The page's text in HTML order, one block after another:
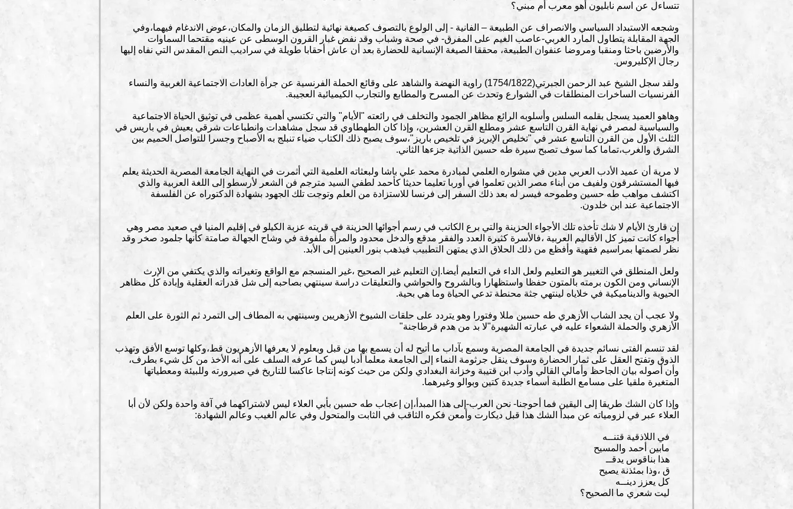
تتساءل عن اسم نابليون أهو معرب أم مبني؟
وشجعه الاستبداد السياسي والانصراف عن الطبيعة – الفانية - إلى الولوع بالتصوف كصيغة نهائية لتطليق الزمان والمكان،عوض الاندغام فيهما،وفي
الجهة المقابلة يتطاول المارد الغربي-عاصب الغيم على المفرق- في صحة وشباب وقد نفض غبار القرون الوسطى عن عينيه مقتحما السماوات
والأرضين باحثا ومنقبا ومروضا عنفوان الطبيعة، محققا الصيغة الإنسانية للحضارة بعد أن عاش أحقابا طويلة في سراديب النص المقدس التي نفاه إليها
رجال الإكليروس.
ولقد سجل الشيخ عبد الرحمن الجبرتي(1754/1822) راوية النهضة والشاهد على وقائع الحملة الفرنسية عن جرأة العادات الاجتماعية الغربية والنساء
الفرنسيات الساخرات المنطلقات في الشوارع وتحدث عن المسرح والمطابع والتجارب الكيميائية العجيبة.
وهاهو العميد يسجل بقلمه السلس وأسلوبه الرائع مظاهر الجمود والتخلف في رائعته "الأيام" والتي تكتسي أهمية عظمى في توثيق الحياة الاجتماعية
والسياسية لمصر في نهاية القرن التاسع عشر ومطلع القرن العشرين، وإذا كان الطهطاوي قد سجل مشاهدات وانطباعات شرقي يعيش في باريس في
الثلث الأول من القرن التاسع عشر في "تخليص الإبريز في تلخيص باريز"،سوف يصبح ذلك الكتاب ضياء تنبلج به الأصباح وجسرا للتواصل الحميم بين
الشرق والغرب،تماما كما سوف تصبح سيرة طه حسين الذاتية جزءها الثاني.
لا مرية أن عميد الأدب العربي مدين في مشواره العلمي لمبادرة محمد علي باشا ولبعثاته العلمية التي أثمرت في النهاية الجامعة المصرية الحديثة يعلم
فيها المستشرقون ولفيف من أبناء مصر الذين تعلموا في أوربا تعليما حديثا كأحمد لطفي السيد مترجم فن الشعر لأرسطو إلى اللغة العربية والذي
اكتشف مواهب طه حسين وطموحه فيسر له بعد ذلك السفر إلى فرنسا للاستزادة من العلم وتوجت تلك الجهود بشهادة الدكتوراه عن الفلسفة
الاجتماعية عند ابن خلدون.
إن قارئ الأيام لا شك تأخذه تلك الأجواء الحزينة والتي برع الكاتب في رسم أجوائها الحزينة في قريته عزبة الكيلو في إقليم المنيا في صعيد مصر وهي
أجواء كانت تميز كل الأقاليم العربية ،فالأسرة كثيرة العدد والفقر مدقع والدخل محدود والمرأة ملفوفة في وشاح الجهالة صامتة كأنها جلمود صخر وقد
نظر لصمتها بمراسيم فقهية وأفظع من ذلك الحلاق الذي يمتهن التطبيب فيذهب بنور العينين إلى الأبد.
ولعل المنطلق في التغيير هو التعليم ولعل الداء في التعليم أيضا.إن التعليم غير الصحيح ،غير المنسجم مع الواقع وتغيراته والذي يكتفي من الإرث
الإنساني ومن الكون برمته بالمتون حفظا واستظهارا وبالشروح والحواشي والتعليقات دراسة سينتهي بصاحبه إلى شل قدراته العقلية وإبادة كل مظاهر
الحيوية والديناميكية في خلاياه لينتهي جثة محنطة تدعي الحياة وما هي بحية.
ولا عجب أن يجد الشاب الأزهري طه حسين مللا وفتورا وهو يتردد على حلقات الشيوخ الأزهريين وسينتهي به المطاف إلى التمرد ثم الثورة على العلم
الأزهري والحملة الشعواء عليه في عبارته الشهيرة"لا بد من هدم قرطاجنة"
لقد تنسم الفتى نسائم جديدة في الجامعة المصرية وسمع بآداب ما أتيح له أن يسمع بها من قبل وبعلوم لا يعرفها الأزهريون قط،وكلها توسع الأفق وتهذب
الذوق وتفتح العقل على ثمار الحضارة وسوف ينقل جرثومة النماء إلى الجامعة معلما أدبا ليس كما عرفه السلف على أنه الأخذ من كل شيء بطرف،
وأن أصوله بيان الجاحظ وأمالي القالي وأدب ابن قتيبة وخزانة البغدادي ولكن من حيث كونه إنتاجا عاكسا للتاريخ في صيرورته وللبيئة ومعطياتها
المتغيرة ملقيا على مسامع الطلبة أسماء جديدة كتين وبوالو وغيرهما.
وإذا كان الشك طريقا إلى اليقين فما أحوجنا- نحن العرب-إلى هذا المبدأ،إن إعجاب طه حسين بأبي العلاء ليس لاشتراكهما في آفة واحدة ولكن لأن أبا
العلاء عبر في لزومياته عن مبدأ الشك هذا قبل ديكارت وأمعن فكره الثاقب في الثابت والمتحول وفي عالم الغيب وعالم الشهادة:
في اللاذقية قتنــه
مابين أحمد والمسيح
هذا بناقوس يدقــ
ق ،وذا بمئذنة يصيح
كل يعزز دينــه
ليت شعري ما الصحيح؟